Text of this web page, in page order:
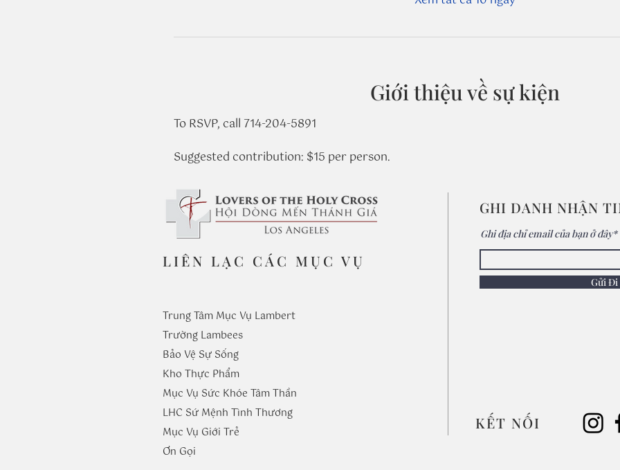
Giới thiệu về sự kiện
To RSVP, call 714-204-5891
Suggested contribution: $15 per person.
LIÊN LẠC CÁC MỤC VỤ
Trung Tâm Mục Vụ Lambert
Trường Lambees
Bảo Vệ Sự Sống
Kho Thực Phẩm
Mục Vụ Sức Khóe Tâm Thần
LHC Sứ Mệnh Tình Thương
Mục Vụ Giới Trẻ
​Ơn Gọi
GHI DANH NHẬN
Ghi địa chỉ email của bạn ở đây*
Gửi Đi
KẾT NỐI